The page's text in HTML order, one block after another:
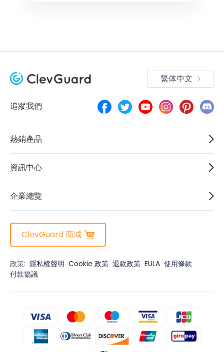
追蹤我們
繁体中文
熱銷產品
資訊中心
企業總覽
ClevGuard 商城
政策: 隱私權聲明 Cookie 政策 退款政策 EULA 使用條款
付款協議